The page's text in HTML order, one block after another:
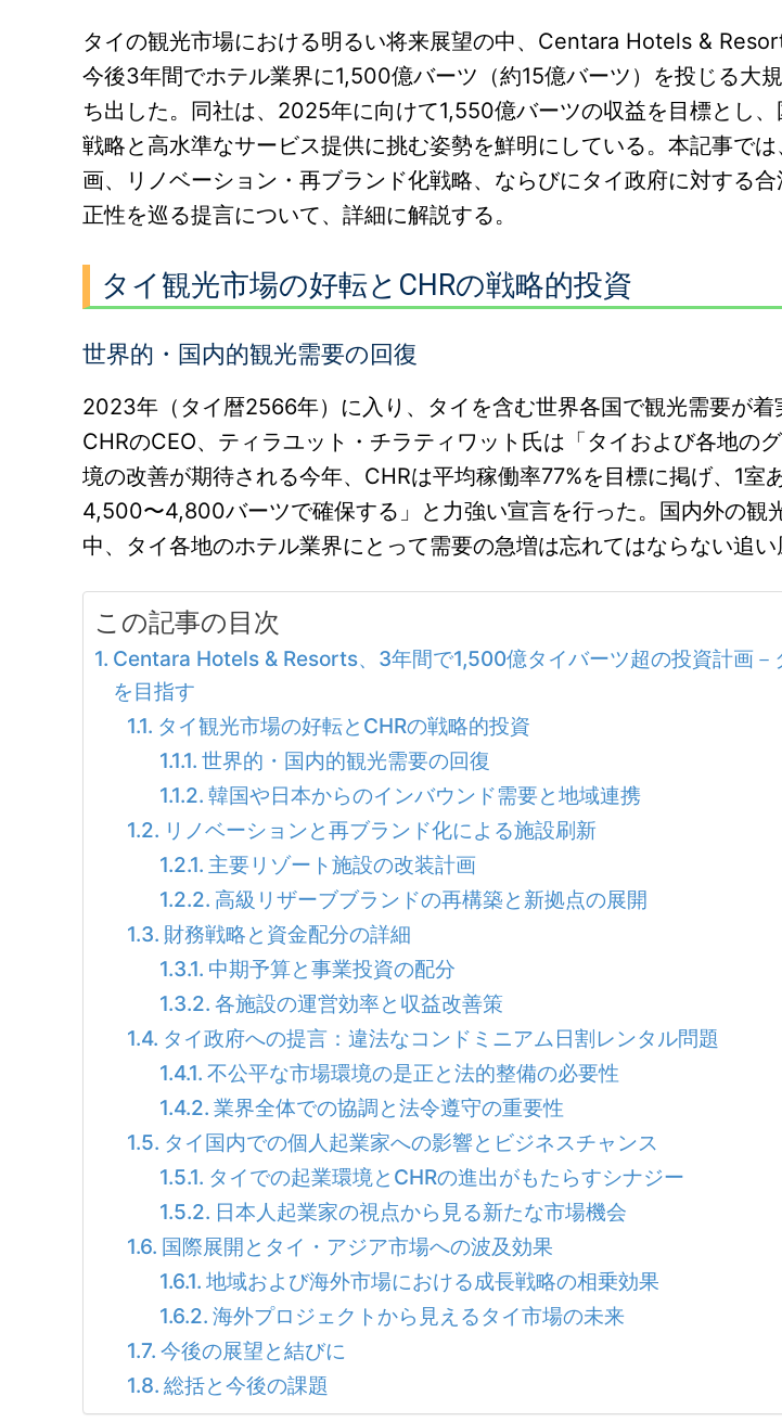
タイの観光市場における明るい将来展望の中、Centara Hotels &
今後3年間でホテル業界に1,500億バーツ（約15億バーツ）を投じる大
ち出した。同社は、2025年に向けて1,550億バーツの収益を目標とし
戦略と高水準なサービス提供に挑む姿勢を鮮明にしている。本記事で
画、リノベーション・再ブランド化戦略、ならびにタイ政府に対する
正性を巡る提言について、詳細に解説する。
タイ観光市場の好転とCHRの戦略的投資
世界的・国内的観光需要の回復
2023年（タイ暦2566年）に入り、タイを含む世界各国で観光需要が着
CHRのCEO、ティラユット・チラティワット氏は「タイおよび各地の
境の改善が期待される今年、CHRは平均稼働率77%を目標に掲げ、1室
4,500〜4,800バーツで確保する」と力強い宣言を行った。国内外の観
中、タイ各地のホテル業界にとって需要の急増は忘れてはならない追い
この記事の目次
Centara Hotels & Resorts、3年間で1,500億タイバーツ超の投資計画－
を目指す
タイ観光市場の好転とCHRの戦略的投資
世界的・国内的観光需要の回復
韓国や日本からのインバウンド需要と地域連携
リノベーションと再ブランド化による施設刷新
主要リゾート施設の改装計画
高級リザーブブランドの再構築と新拠点の展開
財務戦略と資金配分の詳細
中期予算と事業投資の配分
各施設の運営効率と収益改善策
タイ政府への提言：違法なコンドミニアム日割レンタル問題
不公平な市場環境の是正と法的整備の必要性
業界全体での協調と法令遵守の重要性
タイ国内での個人起業家への影響とビジネスチャンス
タイでの起業環境とCHRの進出がもたらすシナジー
日本人起業家の視点から見る新たな市場機会
国際展開とタイ・アジア市場への波及効果
地域および海外市場における成長戦略の相乗効果
海外プロジェクトから見えるタイ市場の未来
今後の展望と結びに
総括と今後の課題